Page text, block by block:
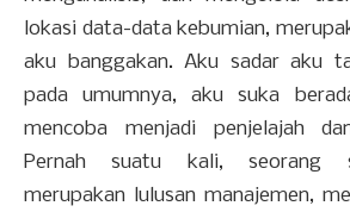
lokasi data-data kebumian,
aku banggakan. Aku sadar aku
pada umumnya, aku suka
mencoba menjadi penjelajah
Pernah suatu kali, seorang
merupakan lulusan manajemen,